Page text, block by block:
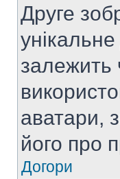
Друге
залежить
аватари,
його про
Догори